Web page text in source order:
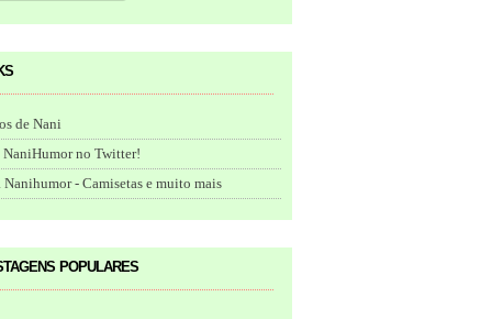
de Nani
NaniHumor no Twitter!
- Camisetas e muito mais
populares